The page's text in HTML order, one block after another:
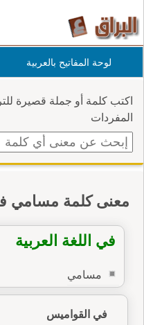
لوحة المفاتيح بالعربية
اكتب كلمة أو جملة قصيرة
المفردات
معنى كلمة مسامي
في اللغة العربية
مسامي
في القواميس